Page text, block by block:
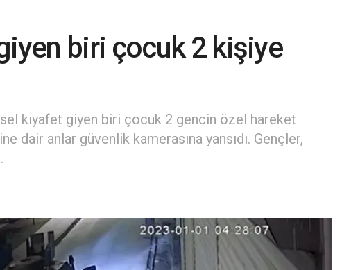
biri çocuk 2 kişiye
kıyafet giyen biri çocuk 2 gencin özel hareket
dair anlar güvenlik kamerasına yansıdı. Gençler,